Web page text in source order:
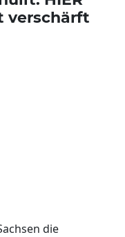
verschärft
die